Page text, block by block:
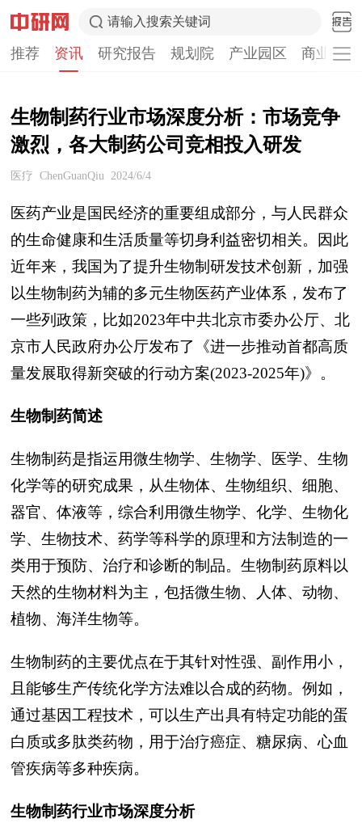
请输入搜索关键词
推荐 资讯 研究报告 规划院 产业园区 商业计
生物制药行业市场深度分析：市场竞争
激烈，各大制药公司竞相投入研发
医疗 ChenGuanQiu 2024/6/4
医药产业是国民经济的重要组成部分，与人民群众
的生命健康和生活质量等切身利益密切相关。因此
近年来，我国为了提升生物制研发技术创新，加强
以生物制药为辅的多元生物医药产业体系，发布了
一些列政策，比如2023年中共北京市委办公厅、北
京市人民政府办公厅发布了《进一步推动首都高质
量发展取得新突破的行动方案(2023-2025年)》。
生物制药简述
生物制药是指运用微生物学、生物学、医学、生物
化学等的研究成果，从生物体、生物组织、细胞、
器官、体液等，综合利用微生物学、化学、生物化
学、生物技术、药学等科学的原理和方法制造的一
类用于预防、治疗和诊断的制品。生物制药原料以
天然的生物材料为主，包括微生物、人体、动物、
植物、海洋生物等。
生物制药的主要优点在于其针对性强、副作用小，
且能够生产传统化学方法难以合成的药物。例如，
通过基因工程技术，可以生产出具有特定功能的蛋
白质或多肽类药物，用于治疗癌症、糖尿病、心血
管疾病等多种疾病。
生物制药行业市场深度分析